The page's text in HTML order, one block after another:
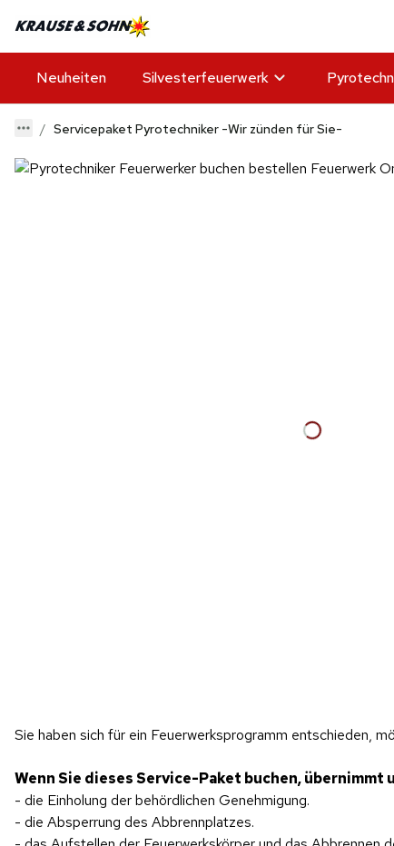
Neuheiten Silvesterfeuerwerk
Servicepaket Pyrotechniker -Wir zünden für Sie-
Sie haben sich für ein Feuerwerksprogramm entschieden,
Wenn Sie dieses Service-Paket buchen, übernimmt
- die Einholung der behördlichen Genehmigung.
- die Absperrung des Abbrennplatzes.